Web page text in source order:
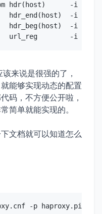
hdr(host)      -i
hdr_end(host)  -i .cn
hdr_beg(host)  -i xzy.
url_reg        -i ^/xxx
cn      if host_cn
xyz-url-xxx if
default-servers
来说是很强的了，
能够实现动态的配置
码，不方便公开啦，
简单就能实现的。
文档就可以知道怎么